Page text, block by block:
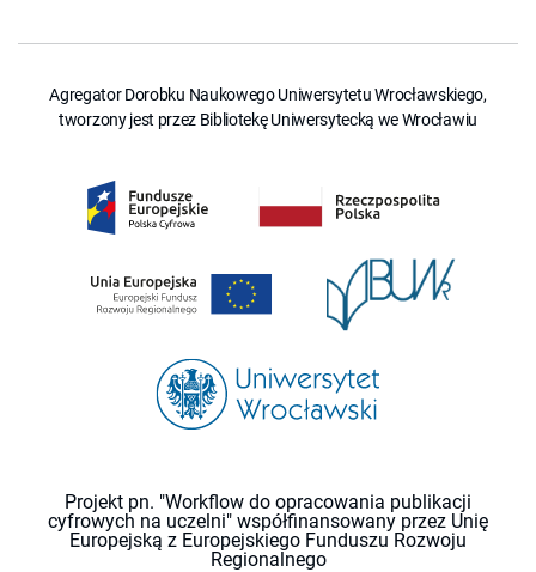
Agregator Dorobku Naukowego Uniwersytetu Wrocławskiego,
tworzony jest przez Bibliotekę Uniwersytecką we Wrocławiu
Projekt pn. "Workflow do opracowania publikacji
cyfrowych na uczelni" współfinansowany przez Unię
Europejską z Europejskiego Funduszu Rozwoju
Regionalnego